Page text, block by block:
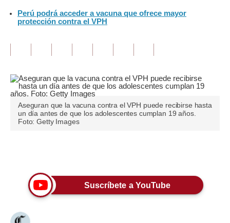
Inmobiliarias
Opinión
Editorial
Pregunta de hoy
Blogs
Viajes
Moda
Estilos
Perú podrá acceder a vacuna que ofrece mayor
protección contra el VPH
Aseguran que la vacuna contra el VPH puede recibirse hasta
un día antes de que los adolescentes cumplan 19 años.
Foto: Getty Images
Suscríbete a YouTube